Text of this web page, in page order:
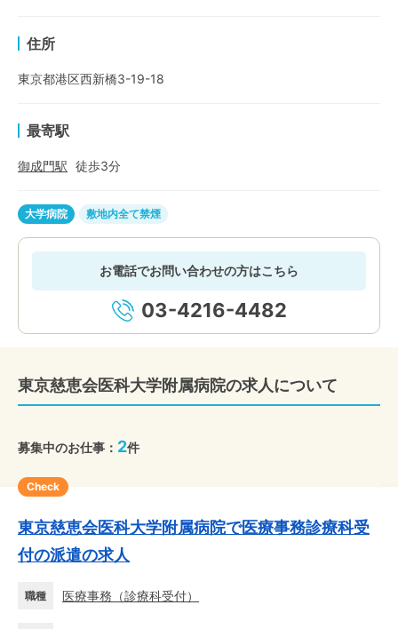
住所
東京都港区西新橋3-19-18
最寄駅
御成門駅 徒歩3分
大学病院 敷地内全て禁煙
お電話でお問い合わせの方はこちら
03-4216-4482
東京慈恵会医科大学附属病院の求人について
募集中のお仕事： 2件
Check
東京慈恵会医科大学附属病院で医療事務診療科受
付の派遣の求人
職種 医療事務 （診療科受付）